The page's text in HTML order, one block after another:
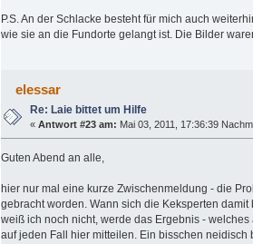
P.S. An der Schlacke besteht für mich auch
wie sie an die Fundorte gelangt ist. Die Bilder
elessar
Re: Laie bittet um Hilfe
«Antwort #23 am: Mai 03, 2011, 17:36:39
Guten Abend an alle,
hier nur mal eine kurze Zwischenmeldung - die
gebracht worden. Wann sich die Keksperten damit
weiß ich noch nicht, werde das Ergebnis -
auf jeden Fall hier mitteilen. Ein bisschen neidisch